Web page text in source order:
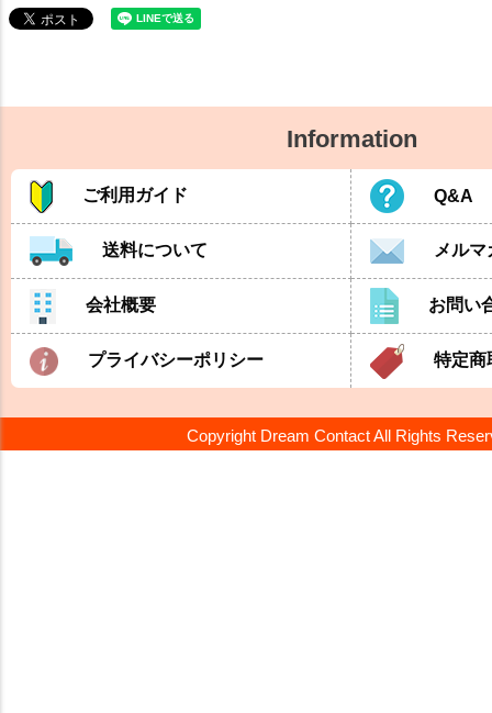
Information
ご利用ガイド Q&A
送料について メル
会社概要 お問い
プライバシーポリシー 特定商
Copyright Dream Contact All Rights